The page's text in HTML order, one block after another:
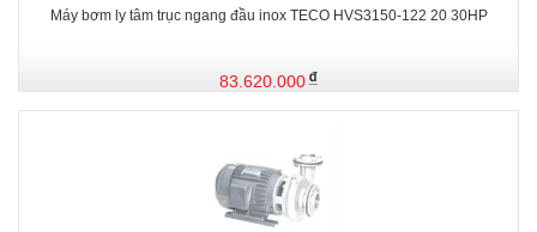
Máy bơm ly tâm trục ngang đầu inox TECO HVS3150-122 20 30HP
83.620.000